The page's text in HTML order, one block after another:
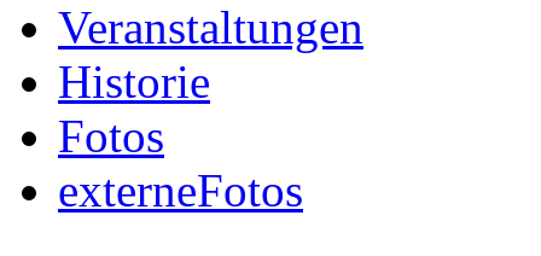
Veranstaltungen
Historie
Fotos
externeFotos